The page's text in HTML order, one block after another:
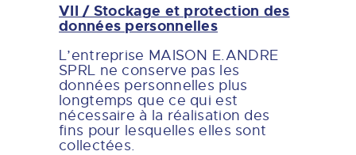
VII / Stockage et protection des
données personnelles
L’entreprise MAISON E.ANDRE
SPRL ne conserve pas les
données personnelles plus
longtemps que ce qui est
nécessaire à la réalisation des
fins pour lesquelles elles sont
collectées.